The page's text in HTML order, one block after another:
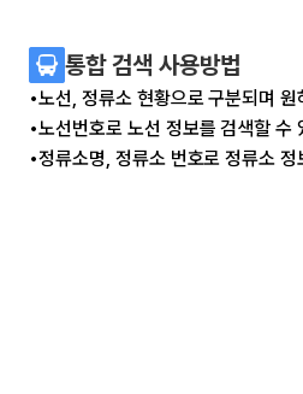
버
스
아
이
콘
통합 검색 사용방법
노선, 정류소 현황으로 구분되며
노선번호로 노선 정보를 검색할 수
정류소명, 정류소 번호로 정류소